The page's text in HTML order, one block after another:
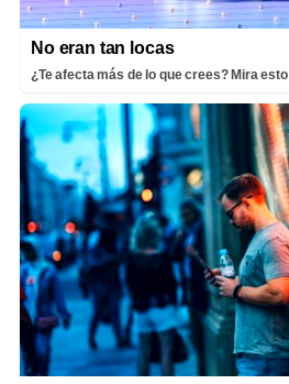
No eran tan locas
¿Te afecta más de lo que crees? Mira esto